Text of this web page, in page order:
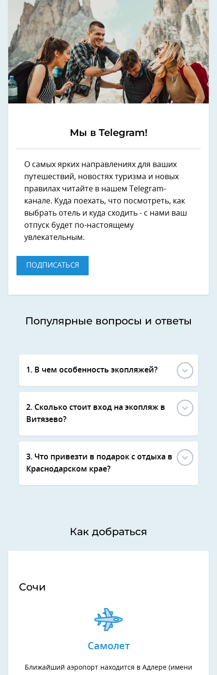
Мы в Telegram!
О самых ярких направлениях для ваших
путешествий, новостях туризма и новых
правилах читайте в нашем Telegram-
канале. Куда поехать, что посмотреть, как
выбрать отель и куда сходить - с нами ваш
отпуск будет по-настоящему
увлекательным.
ПОДПИСАТЬСЯ
Популярные вопросы и ответы
1. В чем особенность экопляжей?
2. Сколько стоит вход на экопляж в
Витязево?
3. Что привезти в подарок с отдыха в
Краснодарском крае?
Как добраться
Сочи
Самолет
Ближайший аэропорт находится в Адлере (имени